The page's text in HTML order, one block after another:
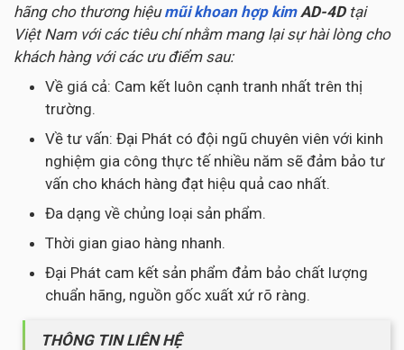
hãng cho thương hiệu mũi khoan hợp kimAD-4D tại
Việt Nam với các tiêu chí nhằm mang lại sự hài lòng cho
khách hàng với các ưu điểm sau:
Về giá cả: Cam kết luôn cạnh tranh nhất trên thị
trường.
Về tư vấn: Đại Phát có đội ngũ chuyên viên với kinh
nghiệm gia công thực tế nhiều năm sẽ đảm bảo tư
vấn cho khách hàng đạt hiệu quả cao nhất.
Đa dạng về chủng loại sản phẩm.
Thời gian giao hàng nhanh.
Đại Phát cam kết sản phẩm đảm bảo chất lượng
chuẩn hãng, nguồn gốc xuất xứ rõ ràng.
THÔNG TIN LIÊN HỆ